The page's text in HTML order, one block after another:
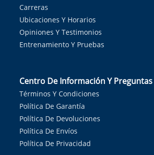
Carreras
Ubicaciones Y Horarios
Opiniones Y Testimonios
Entrenamiento Y Pruebas
Centro De Información Y
Términos Y Condiciones
Política De Garantía
Política De Devoluciones
Política De Envíos
Política De Privacidad